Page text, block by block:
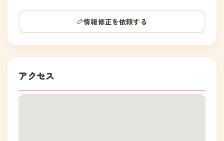
情報修正を依頼する
アクセス